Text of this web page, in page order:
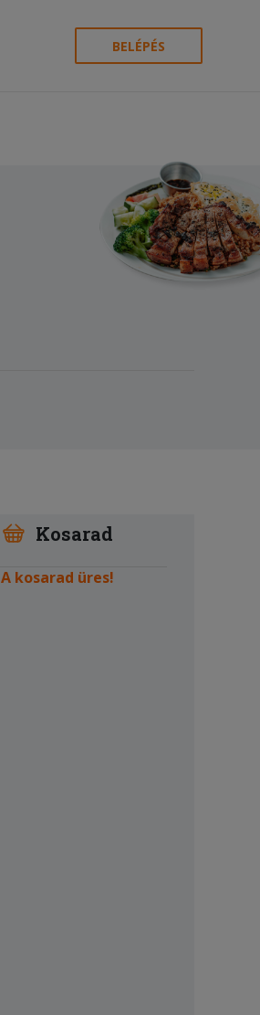
BELÉPÉS
Kosarad
A kosarad üres!